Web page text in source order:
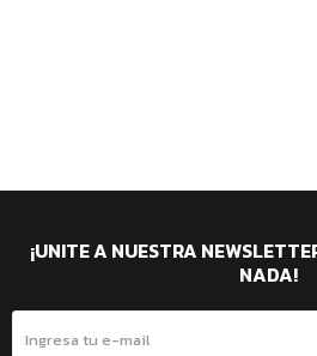
¡UNITE A NUESTRA
NADA!